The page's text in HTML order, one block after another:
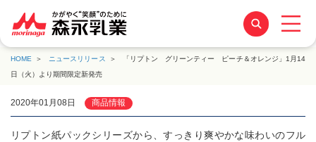
HOME ニュースリリース
「リプトン グリーンティー ピーチ＆オレンジ」1月14
日（火）より期間限定新発売
2020年01月08日 商品情報
リプトン紙パックシリーズから、すっきり爽やかな味わいのフル